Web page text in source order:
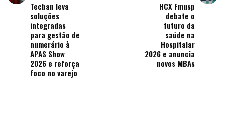
Tecban leva
soluções
integradas
para gestão de
numerário à
APAS Show
2026 e reforça
foco no varejo
HCX Fmusp
debate o
futuro da
saúde na
Hospitalar
2026 e anuncia
novos MBAs